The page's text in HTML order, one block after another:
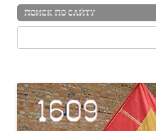
ПОИСК ПО САЙТУ